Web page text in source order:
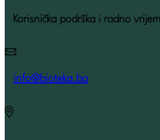
Korisnička podrška i radno
info@bioteka.ba